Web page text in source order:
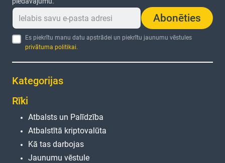
Abonēties
Es piekrītu manu datu apstrādei un piekrītu jaunumu vēstules
privātuma politikai.
Kategorijas
Rīki
Atbalsts un Palīdzība
Atbalstītā kriptovalūta
Kā tas darbojas
Jaunumu vēstule